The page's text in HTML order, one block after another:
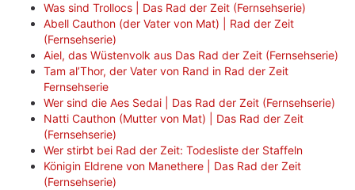
Was sind Trollocs | Das Rad der Zeit (Fernsehserie)
Abell Cauthon (der Vater von Mat) | Rad der Zeit
(Fernsehserie)
Aiel, das Wüstenvolk aus Das Rad der Zeit (Fernsehserie)
Tam al’Thor, der Vater von Rand in Rad der Zeit
Fernsehserie
Wer sind die Aes Sedai | Das Rad der Zeit (Fernsehserie)
Natti Cauthon (Mutter von Mat) | Das Rad der Zeit
(Fernsehserie)
Wer stirbt bei Rad der Zeit: Todesliste der Staffeln
Königin Eldrene von Manethere | Das Rad der Zeit
(Fernsehserie)